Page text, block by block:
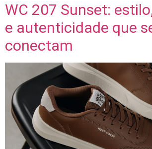
WC 207 Sunset:
e autenticidade que
conectam